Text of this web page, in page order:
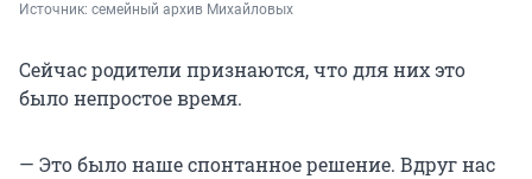
Источник: семейный архив Михайловых
Сейчас родители признаются, что для них это
было непростое время.
— Это было наше спонтанное решение. Вдруг нас